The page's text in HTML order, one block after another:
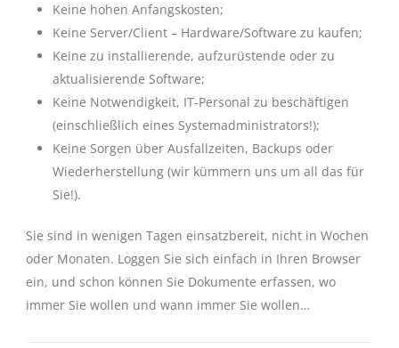
Keine hohen Anfangskosten;
Keine Server/Client – Hardware/Software zu kaufen;
Keine zu installierende, aufzurüstende oder zu
aktualisierende Software;
Keine Notwendigkeit, IT-Personal zu beschäftigen
(einschließlich eines Systemadministrators!);
Keine Sorgen über Ausfallzeiten, Backups oder
Wiederherstellung (wir kümmern uns um all das für
Sie!).
Sie sind in wenigen Tagen einsatzbereit, nicht in Wochen
oder Monaten. Loggen Sie sich einfach in Ihren Browser
ein, und schon können Sie Dokumente erfassen, wo
immer Sie wollen und wann immer Sie wollen…